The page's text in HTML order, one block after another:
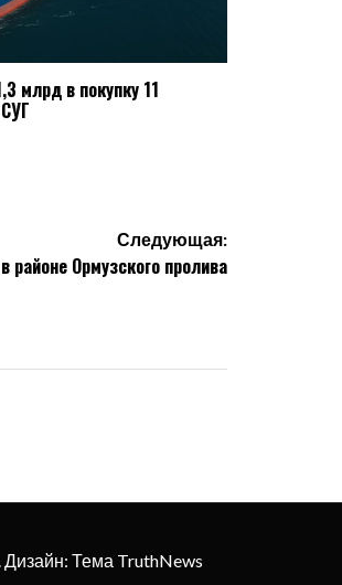
млрд в покупку 11
Следующая:
Ормузского пролива
Дизайн: Тема TruthNews